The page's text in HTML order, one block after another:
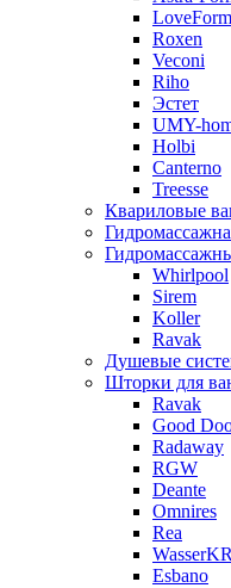
LoveForm
Roxen
Veconi
Riho
Эстет
UMY-
Holbi
Canterno
Treesse
Квариловые
Whirlpool
Sirem
Koller
Ravak
Душевые
Шторки для
Ravak
Good
Radaway
RGW
Deante
Omnires
Rea
Esbano